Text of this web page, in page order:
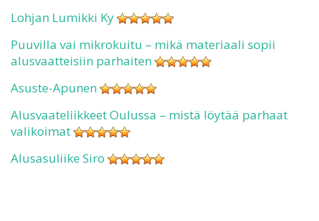
Lohjan Lumikki Ky
Puuvilla vai mikrokuitu – mikä materiaali sopii
alusvaatteisiin parhaiten
Asuste-Apunen
Alusvaateliikkeet Oulussa – mistä löytää parhaat
valikoimat
Alusasuliike Siro